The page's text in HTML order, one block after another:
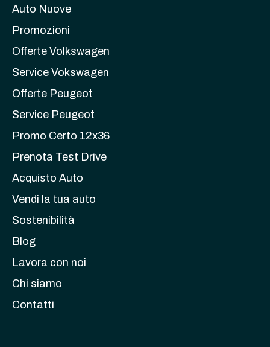
Auto Nuove
Promozioni
Offerte Volkswagen
Service Vokswagen
Offerte Peugeot
Service Peugeot
Promo Certo 12x36
Prenota Test Drive
Acquisto Auto
Vendi la tua auto
Sostenibilità
Blog
Lavora con noi
Chi siamo
Contatti